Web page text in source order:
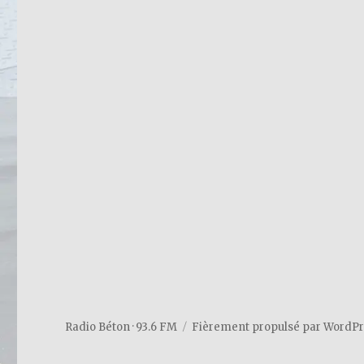
Radio Béton · 93.6 FM Fièrement propulsé par